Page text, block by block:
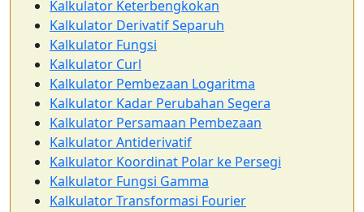
Kalkulator Keterbengkokan
Kalkulator Derivatif Separuh
Kalkulator Fungsi
Kalkulator Curl
Kalkulator Pembezaan Logaritma
Kalkulator Kadar Perubahan Segera
Kalkulator Persamaan Pembezaan
Kalkulator Antiderivatif
Kalkulator Koordinat Polar ke Persegi
Kalkulator Fungsi Gamma
Kalkulator Transformasi Fourier